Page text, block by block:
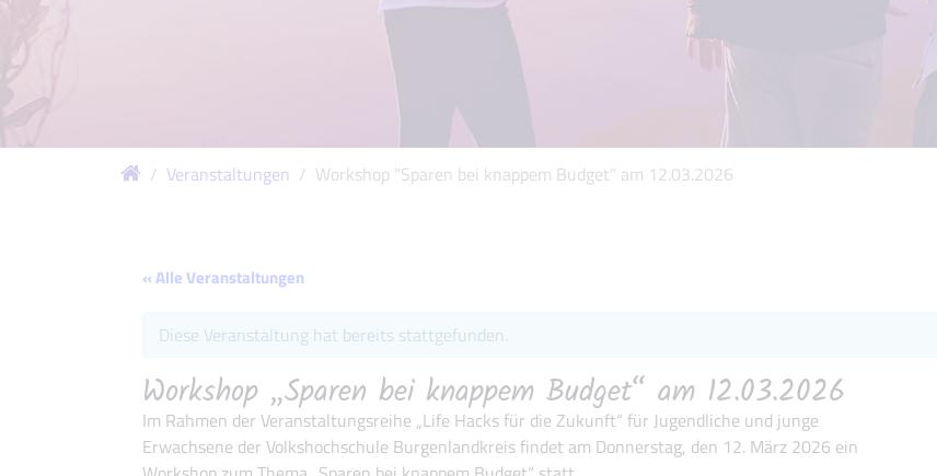
Veranstaltungen Workshop "Sparen bei knappem Budget" am 12.03.2026
« Alle Veranstaltungen
Diese Veranstaltung hat bereits stattgefunden.
Workshop „Sparen bei knappem Budget“ am 12.03.2026
Im Rahmen der Veranstaltungsreihe „Life Hacks für die Zukunft“ für Jugendliche und junge
Erwachsene der Volkshochschule Burgenlandkreis findet am Donnerstag, den 12. März 2026 ein